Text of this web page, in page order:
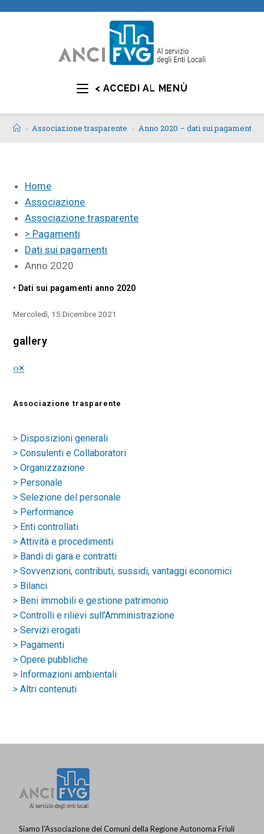
< ACCEDI AL MENÙ
> Associazione trasparente > Anno 2020 – dati sui pagamenti
Home
Associazione
Associazione trasparente
> Pagamenti
Dati sui pagamenti
Anno 2020
• Dati sui pagamenti anno 2020
Mercoledì, 15 Dicembre 2021
gallery
‹›×
Associazione trasparente
> Disposizioni generali
> Consulenti e Collaboratori
> Organizzazione
> Personale
> Selezione del personale
> Performance
> Enti controllati
> Attività e procedimenti
> Bandi di gara e contratti
> Sovvenzioni, contributi, sussidi, vantaggi economici
> Bilanci
> Beni immobili e gestione patrimonio
> Controlli e rilievi sull’Amministrazione
> Servizi erogati
> Pagamenti
> Opere pubbliche
> Informazioni ambientali
> Altri contenuti
Siamo l’Associazione dei Comuni della Regione Autonoma Friuli